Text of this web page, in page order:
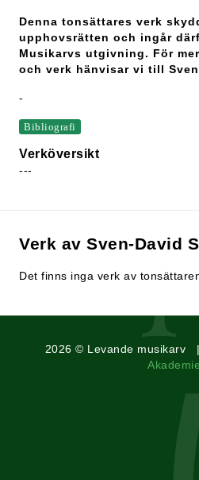
Denna tonsättares verk
upphovsrätten och ingår
Musikarvs utgivning. För
och verk hänvisar vi till
-
Bibliografi
Verköversikt
---
Verk av Sven-David
Det finns inga verk av
2026 © Levande musikarv